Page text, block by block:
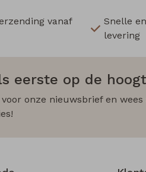
vanaf
Snelle
levering
eerste op de
onze nieuwsbrief en